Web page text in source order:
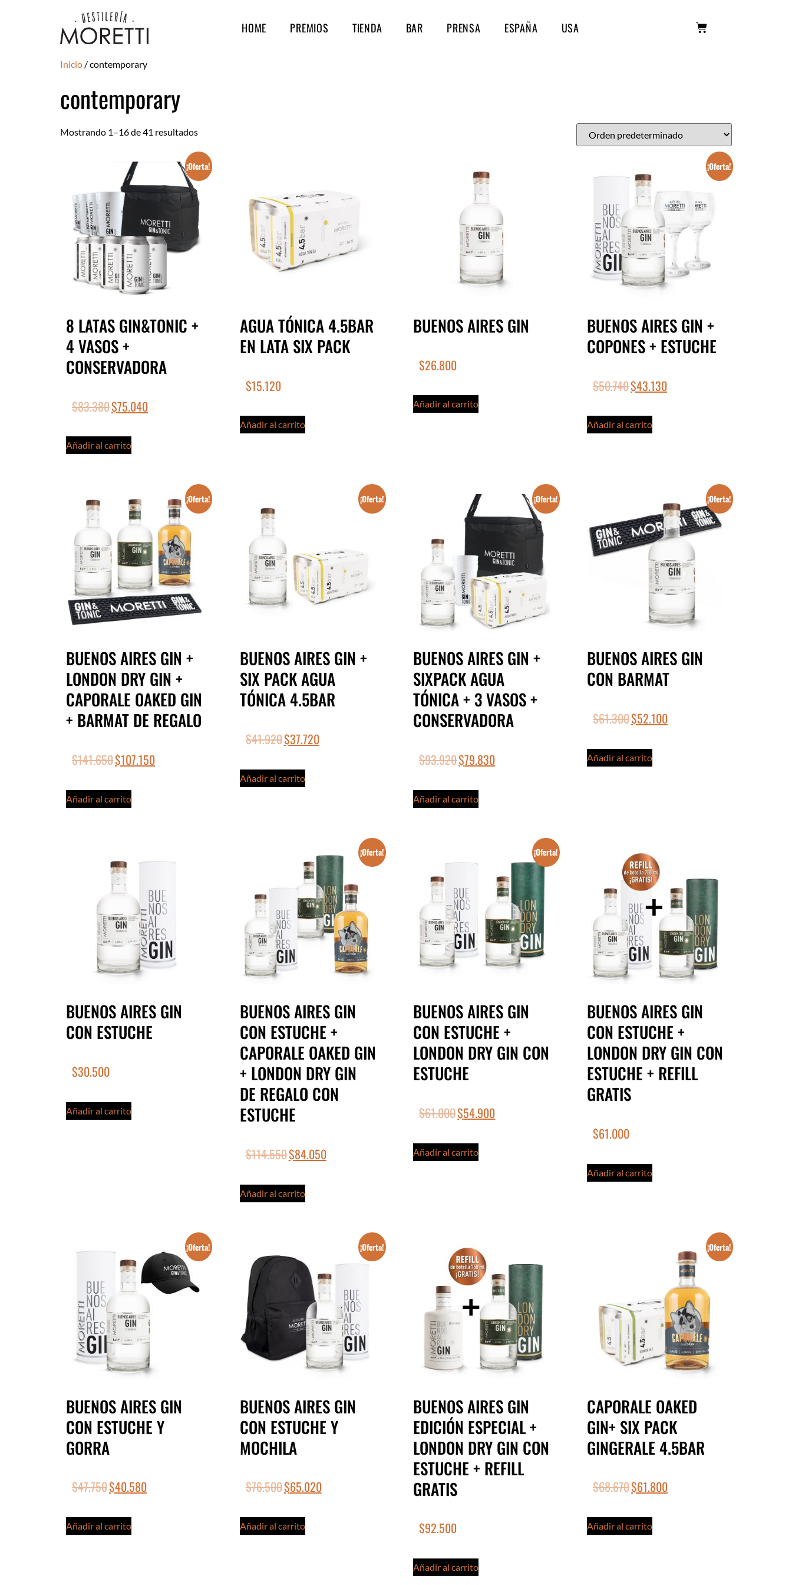
HOME PREMIOS TIENDA BAR PRENSA ESPAÑA USA
Inicio / contemporary
contemporary
Mostrando 1–16 de 41 resultados
¡Oferta!
8 LATAS GIN&TONIC +
4 VASOS +
CONSERVADORA
$83.380$75.040
Añadir al carrito
AGUA TÓNICA 4.5BAR
EN LATA SIX PACK
$15.120
Añadir al carrito
BUENOS AIRES GIN
$26.800
Añadir al carrito
¡Oferta!
BUENOS AIRES GIN +
COPONES + ESTUCHE
$50.740$43.130
Añadir al carrito
¡Oferta!
BUENOS AIRES GIN +
LONDON DRY GIN +
CAPORALE OAKED GIN
+ BARMAT DE REGALO
$141.650$107.150
Añadir al carrito
¡Oferta!
BUENOS AIRES GIN +
SIX PACK AGUA
TÓNICA 4.5BAR
$41.920$37.720
Añadir al carrito
¡Oferta!
BUENOS AIRES GIN +
SIXPACK AGUA
TÓNICA + 3 VASOS +
CONSERVADORA
$93.920$79.830
Añadir al carrito
¡Oferta!
BUENOS AIRES GIN
CON BARMAT
$61.300$52.100
Añadir al carrito
BUENOS AIRES GIN
CON ESTUCHE
$30.500
Añadir al carrito
¡Oferta!
BUENOS AIRES GIN
CON ESTUCHE +
CAPORALE OAKED GIN
+ LONDON DRY GIN
DE REGALO CON
ESTUCHE
$114.550$84.050
Añadir al carrito
¡Oferta!
BUENOS AIRES GIN
CON ESTUCHE +
LONDON DRY GIN CON
ESTUCHE
$61.000$54.900
Añadir al carrito
BUENOS AIRES GIN
CON ESTUCHE +
LONDON DRY GIN CON
ESTUCHE + REFILL
GRATIS
$61.000
Añadir al carrito
¡Oferta!
BUENOS AIRES GIN
CON ESTUCHE Y
GORRA
$47.750$40.580
Añadir al carrito
¡Oferta!
BUENOS AIRES GIN
CON ESTUCHE Y
MOCHILA
$76.500$65.020
Añadir al carrito
BUENOS AIRES GIN
EDICIÓN ESPECIAL +
LONDON DRY GIN CON
ESTUCHE + REFILL
GRATIS
$92.500
Añadir al carrito
¡Oferta!
CAPORALE OAKED
GIN+ SIX PACK
GINGERALE 4.5BAR
$68.670$61.800
Añadir al carrito